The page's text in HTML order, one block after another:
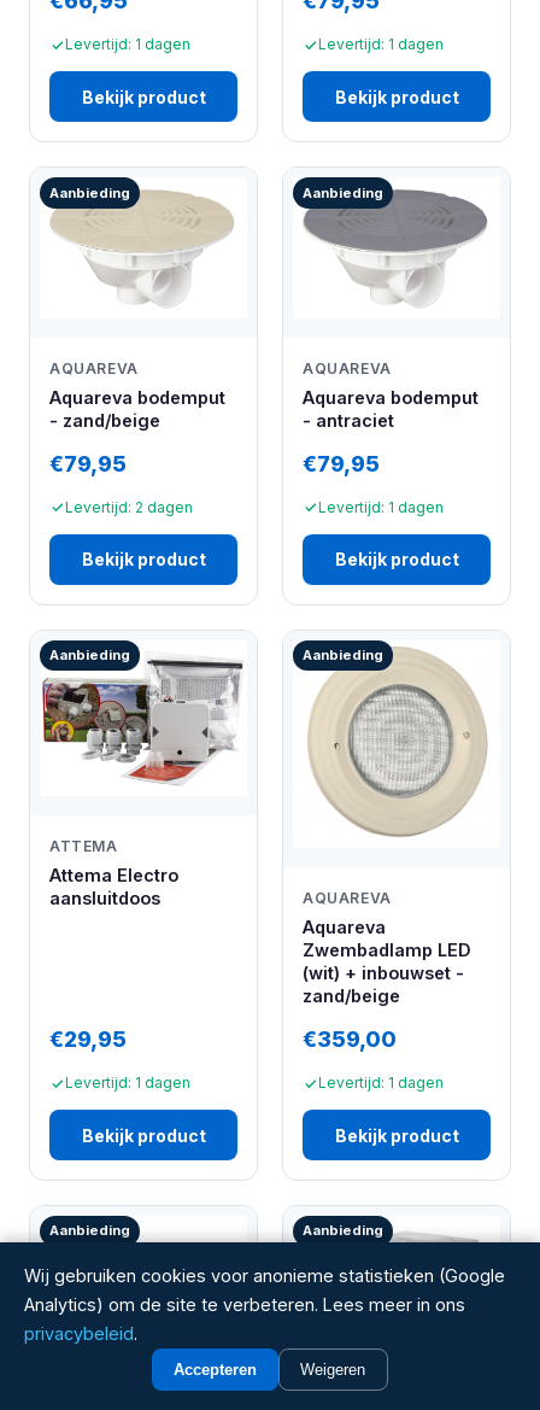
Levertijd: 1 dagen
Bekijk product
Levertijd: 1 dagen
Bekijk product
Aanbieding
AQUAREVA
Aquareva bodemput
- zand/beige
€79,95
Levertijd: 2 dagen
Bekijk product
Aanbieding
AQUAREVA
Aquareva bodemput
- antraciet
€79,95
Levertijd: 1 dagen
Bekijk product
Aanbieding
ATTEMA
Attema Electro
aansluitdoos
€29,95
Levertijd: 1 dagen
Bekijk product
Aanbieding
AQUAREVA
Aquareva
Zwembadlamp LED
(wit) + inbouwset -
zand/beige
€359,00
Levertijd: 1 dagen
Bekijk product
Aanbieding Aanbieding
Wij gebruiken cookies voor anonieme statistieken (Google
Analytics) om de site te verbeteren. Lees meer in ons
privacybeleid.
Accepteren Weigeren